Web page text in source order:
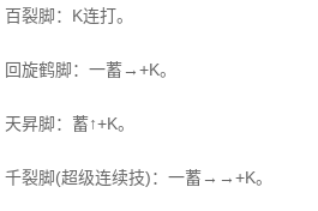
百裂脚：K连打。
回旋鹤脚：一蓄→+K。
天昇脚：蓄↑+K。
千裂脚(超级连续技)：一蓄→→+K。